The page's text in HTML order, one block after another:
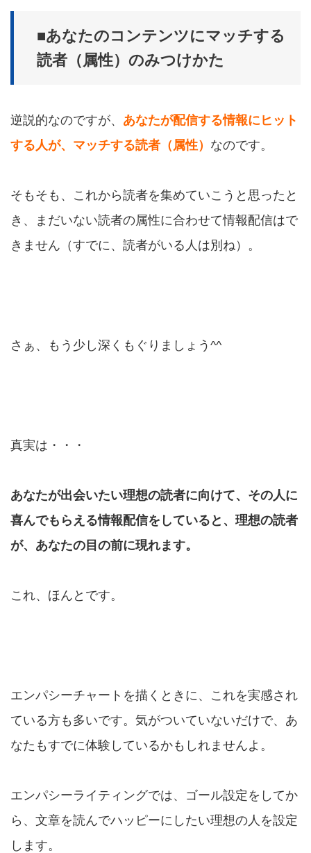
■あなたのコンテンツにマッチする
読者（属性）のみつけかた
逆説的なのですが、 あなたが配信する情報にヒット
する人が、マッチする読者（属性） なのです。
そもそも、これから読者を集めていこうと思ったと
き、まだいない読者の属性に合わせて情報配信はで
きません（すでに、読者がいる人は別ね）。
さぁ、もう少し深くもぐりましょう^^
真実は・・・
あなたが出会いたい理想の読者に向けて、その人に
喜んでもらえる情報配信をしていると、理想の読者
が、あなたの目の前に現れます。
これ、ほんとです。
エンパシーチャートを描くときに、これを実感され
ている方も多いです。気がついていないだけで、あ
なたもすでに体験しているかもしれませんよ。
エンパシーライティングでは、ゴール設定をしてか
ら、文章を読んでハッピーにしたい理想の人を設定
します。